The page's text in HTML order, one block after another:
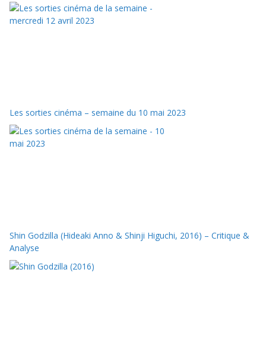
Les sorties cinéma – semaine du 10 mai 2023
Shin Godzilla (Hideaki Anno & Shinji Higuchi, 2016) – Critique &
Analyse